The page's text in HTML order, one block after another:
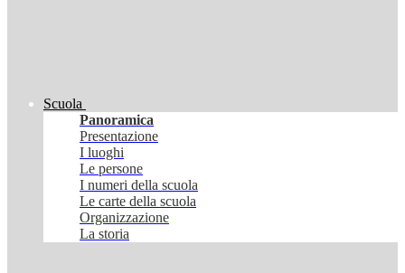
Scuola
Panoramica
Presentazione
I luoghi
Le persone
I numeri della scuola
Le carte della scuola
Organizzazione
La storia